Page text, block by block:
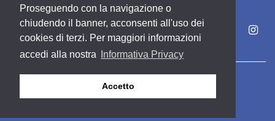
Proseguendo con la navigazione o
chiudendo il banner, acconsenti all'uso dei
cookies di terzi. Per maggiori informazioni
accedi alla nostra
Informativa Privacy
Accetto
Copyright PDE srl società del Gruppo Feltrinelli S. p. A.